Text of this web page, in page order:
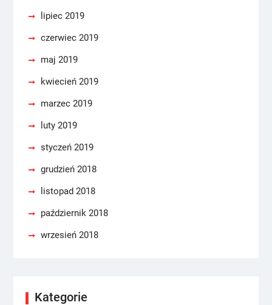
lipiec 2019
czerwiec 2019
maj 2019
kwiecień 2019
marzec 2019
luty 2019
styczeń 2019
grudzień 2018
listopad 2018
październik 2018
wrzesień 2018
Kategorie